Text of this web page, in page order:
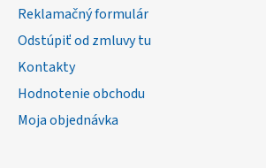
Reklamačný formulár
Odstúpiť od zmluvy tu
Kontakty
Hodnotenie obchodu
Moja objednávka